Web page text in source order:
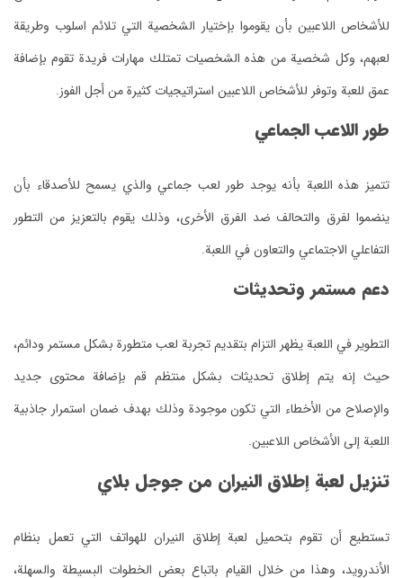
للأشخاص اللاعبين بأن يقوموا بإختيار الشخصية التي تلائم اسلوب وطريقة
لعبهم، وكل شخصية من هذه الشخصيات تمتلك مهارات فريدة تقوم بإضافة
عمق للعبة وتوفر للأشخاص اللاعبين استراتيجيات كثيرة من أجل الفوز.
طور اللاعب الجماعي
تتميز هذه اللعبة بأنه يوجد طور لعب جماعي والذي يسمح للأصدقاء بأن
ينضموا لفرق والتحالف ضد الفرق الأخرى، وذلك يقوم بالتعزيز من التطور
التفاعلي الاجتماعي والتعاون في اللعبة.
دعم مستمر وتحديثات
التطوير في اللعبة يظهر التزام بتقديم تجربة لعب متطورة بشكل مستمر ودائم،
حيث إنه يتم إطلاق تحديثات بشكل منتظم قم بإضافة محتوى جديد
والإصلاح من الأخطاء التي تكون موجودة وذلك بهدف ضمان استمرار جاذبية
اللعبة إلى الأشخاص اللاعبين.
تنزيل لعبة إطلاق النيران من جوجل بلاي
تستطيع أن تقوم بتحميل لعبة إطلاق النيران للهواتف التي تعمل بنظام
الأندرويد، وهذا من خلال القيام باتباع بعض الخطوات البسيطة والسهلة،